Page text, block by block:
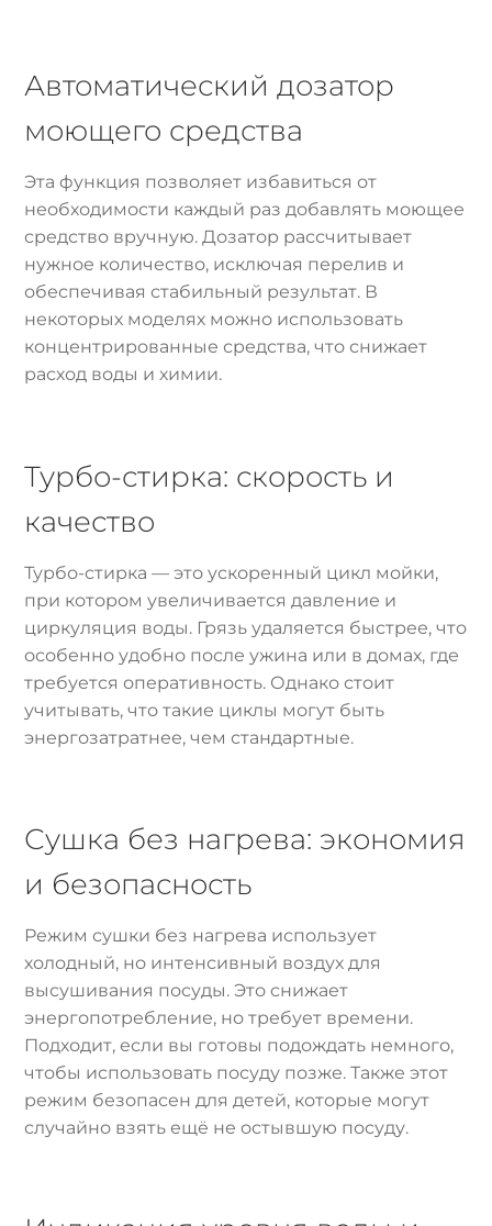
Автоматический дозатор
моющего средства
Эта функция позволяет избавиться от
необходимости каждый раз добавлять моющее
средство вручную. Дозатор рассчитывает
нужное количество, исключая перелив и
обеспечивая стабильный результат. В
некоторых моделях можно использовать
концентрированные средства, что снижает
расход воды и химии.
Турбо-стирка: скорость и
качество
Турбо-стирка — это ускоренный цикл мойки,
при котором увеличивается давление и
циркуляция воды. Грязь удаляется быстрее, что
особенно удобно после ужина или в домах, где
требуется оперативность. Однако стоит
учитывать, что такие циклы могут быть
энергозатратнее, чем стандартные.
Сушка без нагрева: экономия
и безопасность
Режим сушки без нагрева использует
холодный, но интенсивный воздух для
высушивания посуды. Это снижает
энергопотребление, но требует времени.
Подходит, если вы готовы подождать немного,
чтобы использовать посуду позже. Также этот
режим безопасен для детей, которые могут
случайно взять ещё не остывшую посуду.